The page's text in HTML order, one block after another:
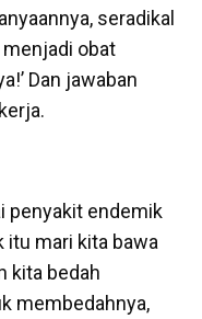
seradikal
obat
Dan jawaban
penyakit endemik
itu mari kita bawa
kita bedah
membedahnya,